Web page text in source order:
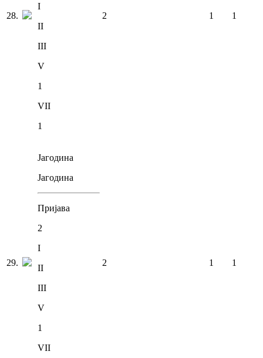
28.
I
II
III
V
1
VII
1
2 1 1
29.
Јагодина
Јагодина
Пријава
2
I
II
III
V
1
VII
2 1 1